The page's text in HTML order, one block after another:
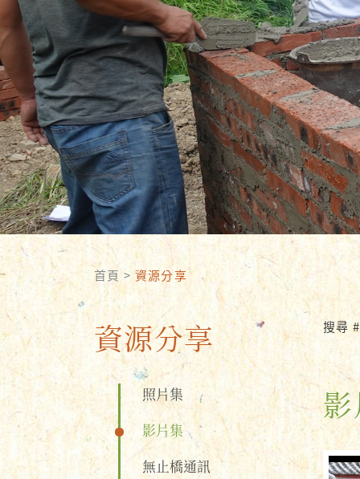
首頁 > 資源分享
資源分享
照片集
影片集
無止橋通訊
搜尋